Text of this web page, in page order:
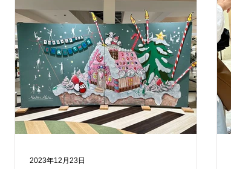
からチョークの使い方や描き方を学び、
『イオンモール神戸北の18周年、神戸の
街並み、ハロウィン🎃』をテーマに、 ハ
ロウィンの絵を自由に描きました。 今
回、貴重なご機会をいただいたイオンモ
ール神戸北様、心より感謝申し上げま
す。 ありがとうございました。 完成した
ガラスチョークアートは10月27日まで展
示しますので、ぜひ見にいらしてくださ
-------------------------------------------------- ◆開
2023年12月23日